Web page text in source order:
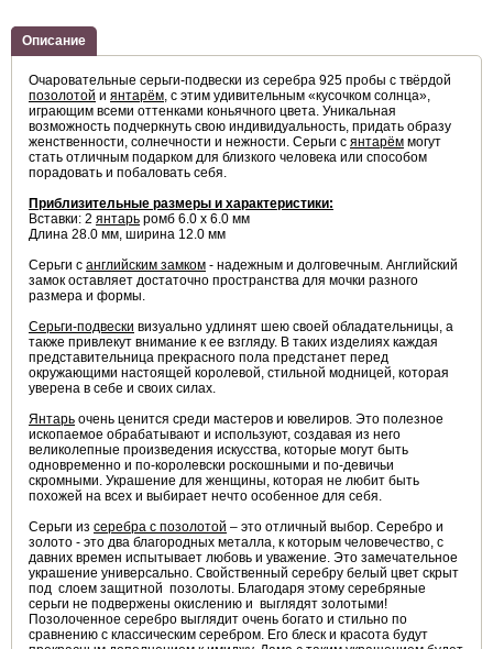
Описание
Очаровательные серьги-подвески из серебра 925 пробы с твёрдой
позолотой и янтарём, с этим удивительным «кусочком солнца»,
играющим всеми оттенками коньячного цвета. Уникальная
возможность подчеркнуть свою индивидуальность, придать образу
женственности, солнечности и нежности. Серьги с янтарём могут
стать отличным подарком для близкого человека или способом
порадовать и побаловать себя.
Приблизительные размеры и характеристики:
Вставки: 2 янтарь ромб 6.0 х 6.0 мм
Длина 28.0 мм, ширина 12.0 мм
Серьги с английским замком - надежным и долговечным. Английский
замок оставляет достаточно пространства для мочки разного
размера и формы.
Серьги-подвески визуально удлинят шею своей обладательницы, а
также привлекут внимание к ее взгляду. В таких изделиях каждая
представительница прекрасного пола предстанет перед
окружающими настоящей королевой, стильной модницей, которая
уверена в себе и своих силах.
Янтарь очень ценится среди мастеров и ювелиров. Это полезное
ископаемое обрабатывают и используют, создавая из него
великолепные произведения искусства, которые могут быть
одновременно и по-королевски роскошными и по-девичьи
скромными. Украшение для женщины, которая не любит быть
похожей на всех и выбирает нечто особенное для себя.
Серьги из серебра с позолотой – это отличный выбор. Серебро и
золото - это два благородных металла, к которым человечество, с
давних времен испытывает любовь и уважение. Это замечательное
украшение универсально. Свойственный серебру белый цвет скрыт
под слоем защитной позолоты. Благодаря этому серебряные
серьги не подвержены окислению и выглядят золотыми!
Позолоченное серебро выглядит очень богато и стильно по
сравнению с классическим серебром. Его блеск и красота будут